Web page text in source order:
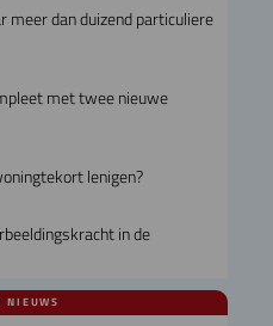
dan duizend particuliere
met twee nieuwe
lenigen?
in de
NIEUWS